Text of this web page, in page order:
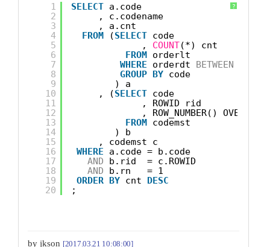
?
1
2
3
4
5
6
7
8
9
10
11
12
13
14
15
16
17
18
19
20
SELECT a.code
, c.codename
, a.cnt
FROM
(SELECT code
, COUNT(*) cnt
FROM orderlt
WHERE
orderdt BETWEEN
GROUP BY code
) a
, (SELECT code
, ROWID rid
, ROW_NUMBER()
FROM codemst
) b
, codemst c
WHERE
a.code = b.code
AND
b.rid  = c.ROWID
AND
b.rn   = 1
ORDER BY cnt DESC
;
by jkson [2017.03.21 10:08:00]